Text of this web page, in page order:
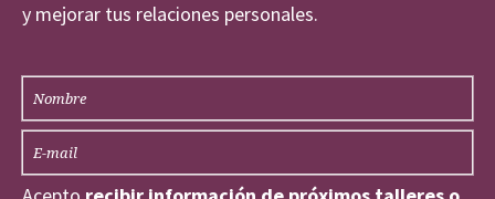
y mejorar tus relaciones personales.